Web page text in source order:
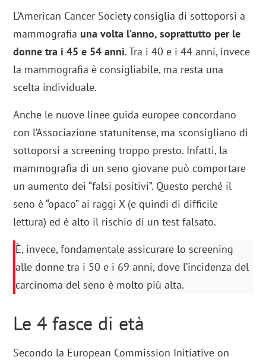
L’American Cancer Society consiglia di sottoporsi a
mammografia una volta l’anno, soprattutto per le
donne tra i 45 e 54 anni. Tra i 40 e i 44 anni, invece
la mammografia è consigliabile, ma resta una
scelta individuale.
Anche le nuove linee guida europee concordano
con l’Associazione statunitense, ma sconsigliano di
sottoporsi a screening troppo presto. Infatti, la
mammografia di un seno giovane può comportare
un aumento dei “falsi positivi”. Questo perché il
seno è “opaco” ai raggi X (e quindi di difficile
lettura) ed è alto il rischio di un test falsato.
È, invece, fondamentale assicurare lo screening
alle donne tra i 50 e i 69 anni, dove l’incidenza del
carcinoma del seno è molto più alta.
Le 4 fasce di età
Secondo la European Commission Initiative on